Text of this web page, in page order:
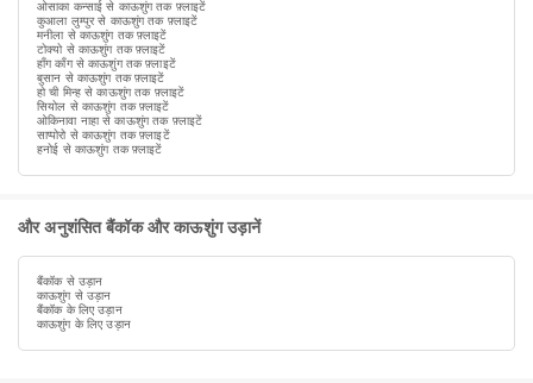
ओसाका कन्साई से काऊशुंग तक फ़्लाइटें
कुआला लुम्पुर से काऊशुंग तक फ़्लाइटें
मनीला से काऊशुंग तक फ़्लाइटें
टोक्यो से काऊशुंग तक फ़्लाइटें
हाँग काँग से काऊशुंग तक फ़्लाइटें
बुसान से काऊशुंग तक फ़्लाइटें
हो ची मिन्ह से काऊशुंग तक फ़्लाइटें
सियोल से काऊशुंग तक फ़्लाइटें
ओकिनावा नाहा से काऊशुंग तक फ़्लाइटें
साप्पोरो से काऊशुंग तक फ़्लाइटें
हनोई से काऊशुंग तक फ़्लाइटें
और अनुशंसित बैंकॉक और काऊशुंग उड़ानें
बैंकॉक से उड़ान
काऊशुंग से उड़ान
बैंकॉक के लिए उड़ान
काऊशुंग के लिए उड़ान